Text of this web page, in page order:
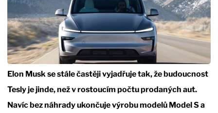
Elon Musk se stále častěji vyjadřuje tak, že budoucnost
Tesly je jinde, než v rostoucím počtu prodaných aut.
Navíc bez náhrady ukončuje výrobu modelů Model S a